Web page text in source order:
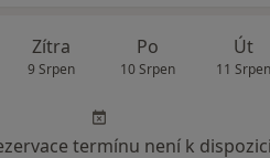
Zítra
9 Srpen
Po
10 Srpen
Út
11 Srpen
termínu není k dispozici